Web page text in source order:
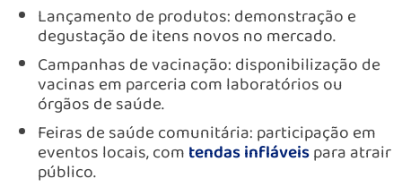
Lançamento de produtos: demonstração e
degustação de itens novos no mercado.
Campanhas de vacinação: disponibilização de
vacinas em parceria com laboratórios ou
órgãos de saúde.
Feiras de saúde comunitária: participação em
eventos locais, comtendas infláveispara atrair
público.